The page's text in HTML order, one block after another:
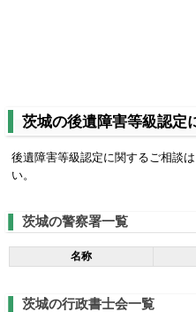
茨城の後遺障害等級認定
後遺障害等級認定に関するご相談
い。
茨城の警察署一覧
名称
茨城の行政書士会一覧